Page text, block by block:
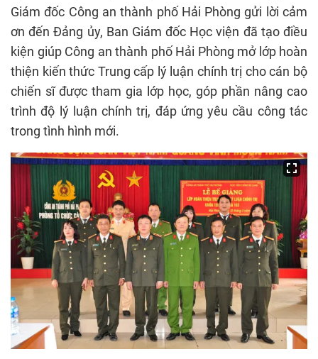
Giám đốc Công an thành phố Hải Phòng gửi lời cảm
ơn đến Đảng ủy, Ban Giám đốc Học viện đã tạo điều
kiện giúp Công an thành phố Hải Phòng mở lớp hoàn
thiện kiến thức Trung cấp lý luận chính trị cho cán bộ
chiến sĩ được tham gia lớp học, góp phần nâng cao
trình độ lý luận chính trị, đáp ứng yêu cầu công tác
trong tình hình mới.